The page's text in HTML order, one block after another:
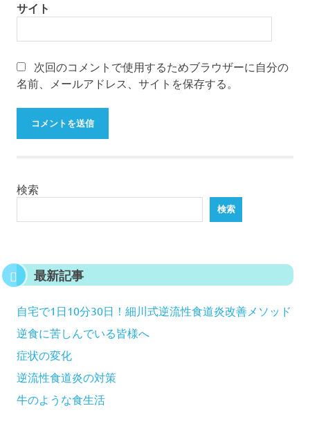
サイト
次回のコメントで使用するためブラウザーに自分の
名前、メールアドレス、サイトを保存する。
検索
検索
最新記事
自宅で1日10分30日！細川式逆流性食道炎改善メソッド
逆食に苦しんでいる皆様へ
症状の変化
逆流性食道炎の対策
牛のような食生活